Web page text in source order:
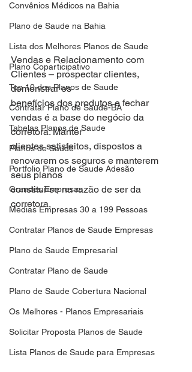
Convênios Médicos na Bahia
Plano de Saude na Bahia
Lista dos Melhores Planos de Saude
Plano Coparticipativo
Top 10 dos Planos de Saude
Contratar Plano de Saude-BA
Tabelas Planos de Saude
Planos de Saude
Portfolio Plano de Saude Adesão
Grandes Empresas
Medias Empresas 30 a 199 Pessoas
Contratar Planos de Saude Empresas
Plano de Saude Empresarial
Contratar Plano de Saude
Plano de Saude Cobertura Nacional
Os Melhores - Planos Empresariais
Solicitar Proposta Planos de Saude
Lista Planos de Saude para Empresas
Vendas e Relacionamento com
Clientes – prospectar clientes,
demonstrar os
benefícios dos produtos e fechar
vendas é a base do negócio da
corretora. Manter
clientes satisfeitos, dispostos a
renovarem os seguros e manterem
seus planos
constitui-se na razão de ser da
corretora,